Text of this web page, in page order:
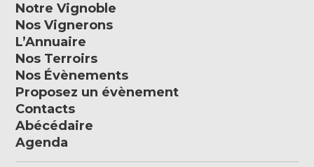
Notre Vignoble
Nos Vignerons
L’Annuaire
Nos Terroirs
Nos Évènements
Proposez un évènement
Contacts
Abécédaire
Agenda